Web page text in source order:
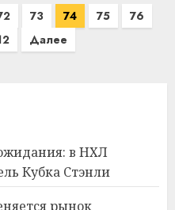
73 74 75
76
Далее
в НХЛ
Кубка Стэнли
рынок